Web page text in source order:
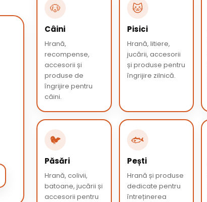
🐶
Câini
Hrană,
recompense,
accesorii și
produse de
îngrijire pentru
câini.
🐱
Pisici
Hrană, litiere,
jucării, accesorii
și produse pentru
îngrijire zilnică.
🐦
Păsări
Hrană, colivii,
batoane, jucării și
accesorii pentru
🐟
Pești
Hrană și produse
dedicate pentru
întreținerea